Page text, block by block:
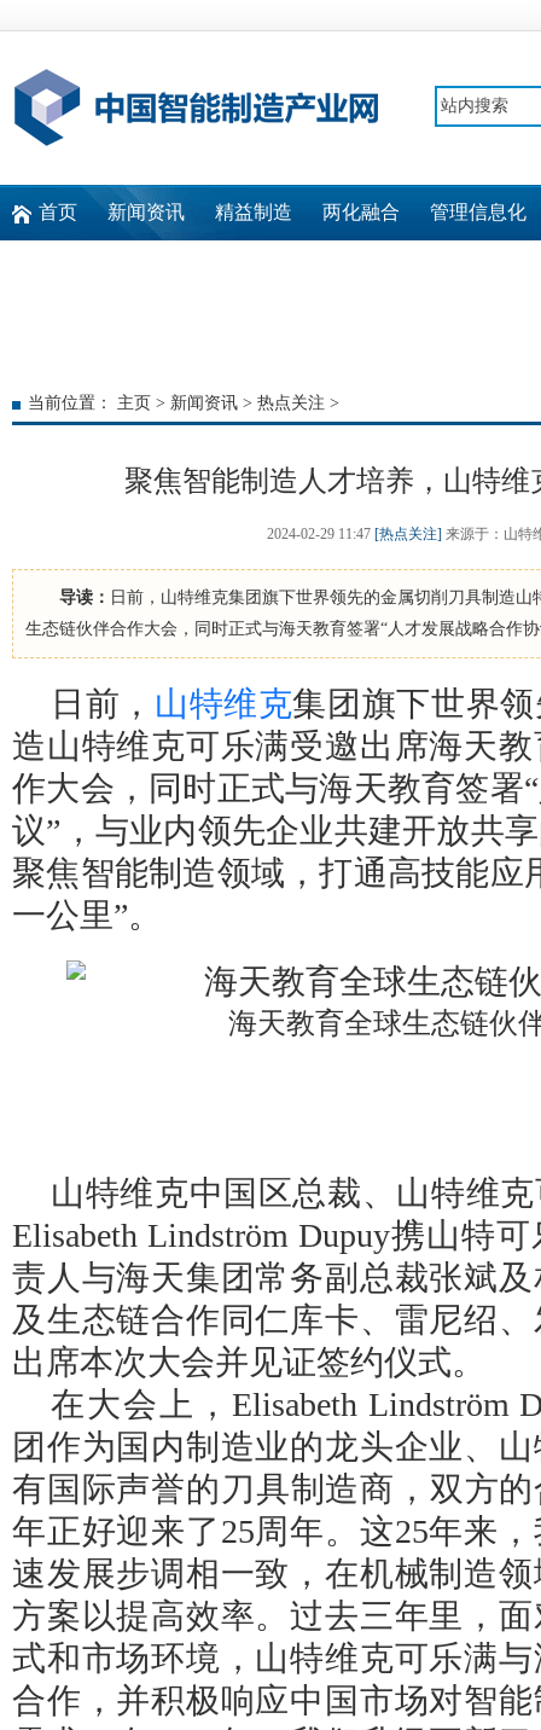
首页 新闻资讯 精益制造 两化融合 管理信息化
当前位置： 主页 > 新闻资讯 > 热点关注 >
聚焦智能制造人才培养，山特维
2024-02-29 11:47 [热点关注] 来源于：山特
导读： 日前，山特维克集团旗下世界领先的金属切削刀具制造
生态链伙伴合作大会，同时正式与海天教育签署“人才发展战略合作
日前， 山特维克集团旗下世界
造山特维克可乐满受邀出席海天
作大会，同时正式与海天教育签署
议”，与业内领先企业共建开放共
聚焦智能制造领域，打通高技能应
一公里”。
海天教育全球生态链伙
山特维克中国区总裁、山特维
Elisabeth Lindström Dupuy携山特
责人与海天集团常务副总裁张斌
及生态链合作同仁库卡、雷尼绍
出席本次大会并见证签约仪式。
在大会上，Elisabeth Lindström
团作为国内制造业的龙头企业、
有国际声誉的刀具制造商，双方
年正好迎来了25周年。这25年来
速发展步调相一致，在机械制造
方案以提高效率。过去三年里，
式和市场环境，山特维克可乐满
合作，并积极响应中国市场对智